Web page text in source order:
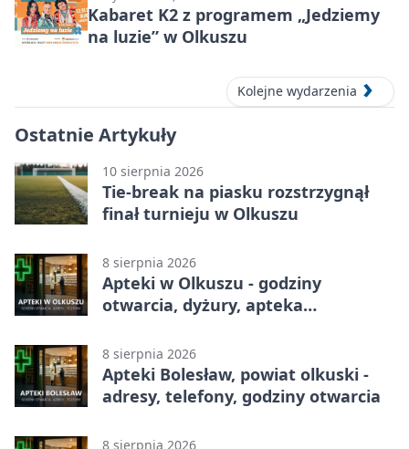
Kabaret K2 z programem „Jedziemy
na luzie” w Olkuszu
Kolejne wydarzenia
Ostatnie Artykuły
10 sierpnia 2026
Tie-break na piasku rozstrzygnął
finał turnieju w Olkuszu
8 sierpnia 2026
Apteki w Olkuszu - godziny
otwarcia, dyżury, apteka
8 sierpnia 2026
Apteki Bolesław, powiat olkuski -
adresy, telefony, godziny otwarcia
8 sierpnia 2026